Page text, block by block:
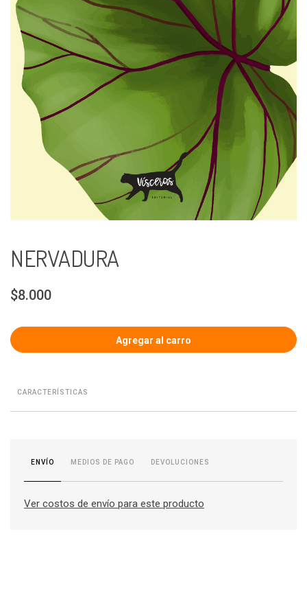
NERVADURA
$8.000
CARACTERÍSTICAS
ENVÍO MEDIOS DE PAGO DEVOLUCIONES
Ver costos de envío para este producto